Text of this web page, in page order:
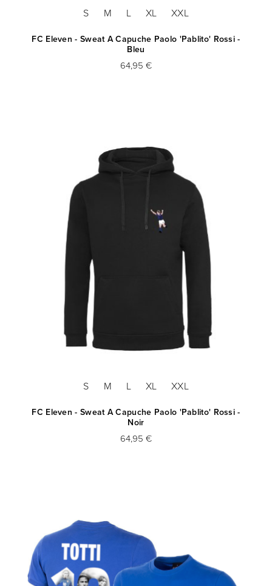
S M L XL XXL
FC Eleven - Sweat A Capuche Paolo 'Pablito' Rossi -
Bleu
64,95 €
S M L XL XXL
FC Eleven - Sweat A Capuche Paolo 'Pablito' Rossi -
Noir
64,95 €